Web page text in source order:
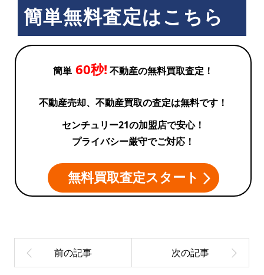
簡単無料査定はこちら
簡単 60秒! 不動産の無料買取査定！
不動産売却、不動産買取の査定は無料です！
センチュリー21の加盟店で安心！
プライバシー厳守でご対応！
無料買取査定スタート